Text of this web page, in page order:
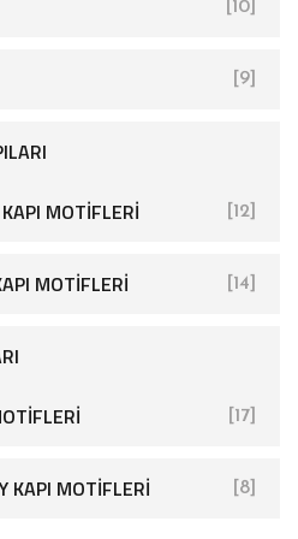
[10]
[9]
[26]
MOTIFLERI [12]
MOTIFLERI [14]
[25]
[17]
KAPI MOTIFLERI [8]